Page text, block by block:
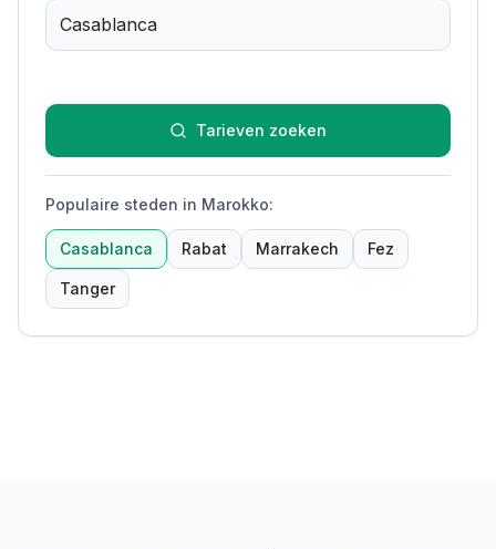
Tarieven zoeken
Populaire steden in Marokko:
Casablanca Rabat Marrakech Fez
Tanger